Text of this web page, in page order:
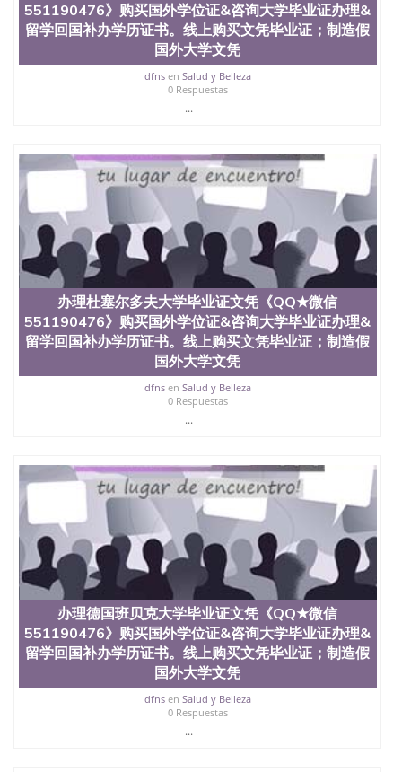
551190476》购买国外学位证&咨询大学毕业证办理&
留学回国补办学历证书。线上购买文凭毕业证；制造假
国外大学文凭
dfnsen Salud y Belleza
0 Respuestas
...
办理杜塞尔多夫大学毕业证文凭《QQ★微信
551190476》购买国外学位证&咨询大学毕业证办理&
留学回国补办学历证书。线上购买文凭毕业证；制造假
国外大学文凭
dfnsen Salud y Belleza
0 Respuestas
...
办理德国班贝克大学毕业证文凭《QQ★微信
551190476》购买国外学位证&咨询大学毕业证办理&
留学回国补办学历证书。线上购买文凭毕业证；制造假
国外大学文凭
dfnsen Salud y Belleza
0 Respuestas
...